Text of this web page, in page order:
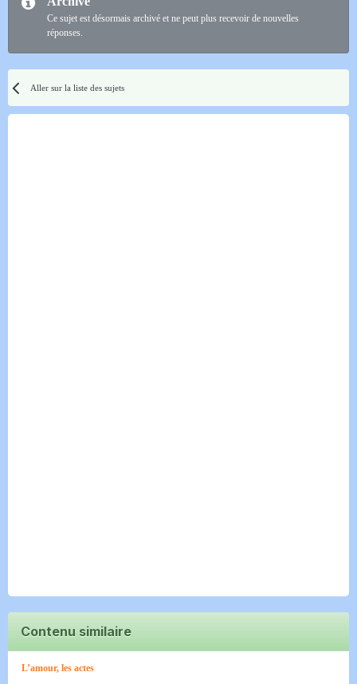
Ce sujet est désormais archivé et ne peut plus recevoir de nouvelles
réponses.
Aller sur la liste des sujets
Contenu similaire
L’amour, les actes